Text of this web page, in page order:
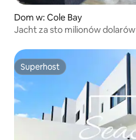
Dom w: Cole Bay
Jacht za sto milionów dolarów
Superhost
Superhost